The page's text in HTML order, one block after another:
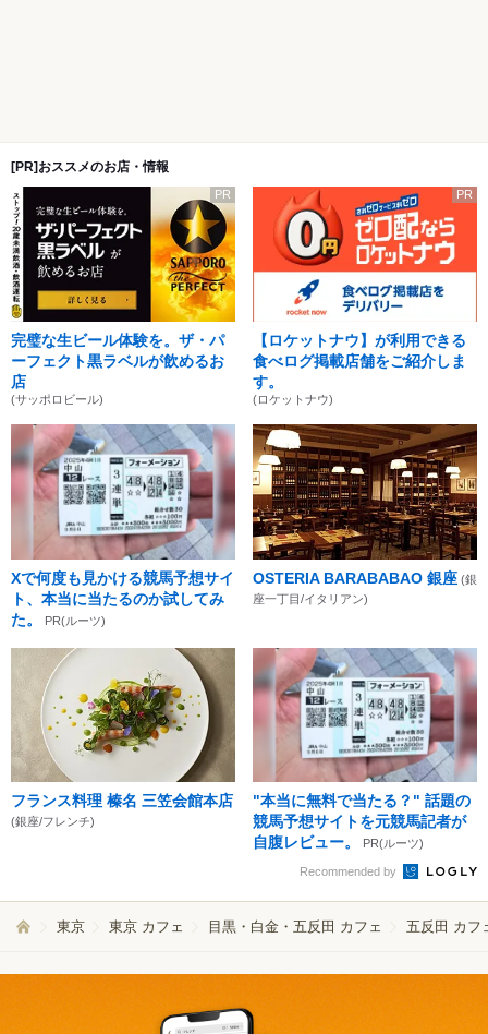
[PR]おススメのお店・情報
PR
完璧な生ビール体験を。ザ・パ
ーフェクト黒ラベルが飲めるお
店
(サッポロビール)
PR
【ロケットナウ】が利用できる
食べログ掲載店舗をご紹介しま
す。
(ロケットナウ)
Xで何度も見かける競馬予想サイ
ト、本当に当たるのか試してみ
た。
PR(ルーツ)
OSTERIA BARABABAO 銀座 (銀
座一丁目/イタリアン)
フランス料理 榛名 三笠会館本店
(銀座/フレンチ)
"本当に無料で当たる？" 話題の
競馬予想サイトを元競馬記者が
自腹レビュー。
PR(ルーツ)
Recommended by
東京 東京 カフェ 目黒・白金・五反田 カフェ 五反田 カフ